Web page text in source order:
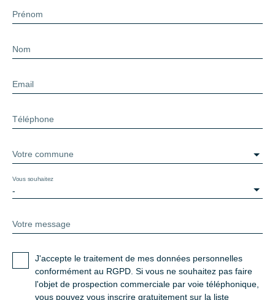
Prénom
Nom
Email
Téléphone
Votre commune
-
Vous souhaitez
Votre message
J'accepte le traitement de mes données personnelles
conformément au RGPD. Si vous ne souhaitez pas faire
l'objet de prospection commerciale par voie téléphonique,
vous pouvez vous inscrire gratuitement sur la liste